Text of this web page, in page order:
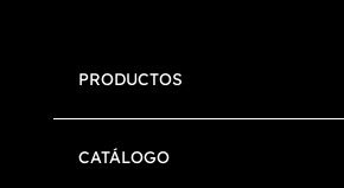
PRODUCTOS
CATÁLOGO